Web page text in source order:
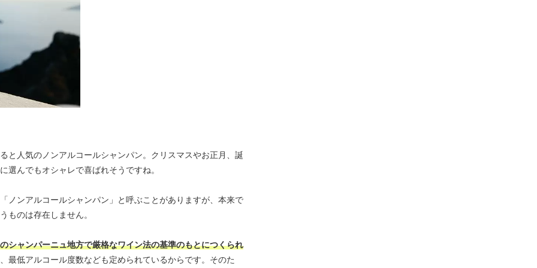
と人気のノンアルコールシャンパン。クリスマスやお正月、誕
選んでもオシャレで喜ばれそうですね。
ノンアルコールシャンパン」と呼ぶことがありますが、本来で
ものは存在しません。
シャンパーニュ地方で厳格なワイン法の基準のもとにつくられ
最低アルコール度数なども定められているからです。そのた